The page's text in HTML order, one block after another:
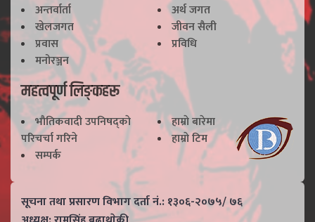
अन्तर्वार्ता
अर्थ जगत
खेलजगत
जीवन सैली
प्रवास
प्रविधि
मनोरञ्जन
महत्वपूर्ण लिङ्कहरू
भाैतिकवादी उपनिषद्काे
परिचर्चा गरिने
हाम्राे बारेमा
हाम्राे टिम
सम्पर्क
सूचना तथा प्रसारण विभाग दर्ता नं.: १३०६-२०७५/ ७६